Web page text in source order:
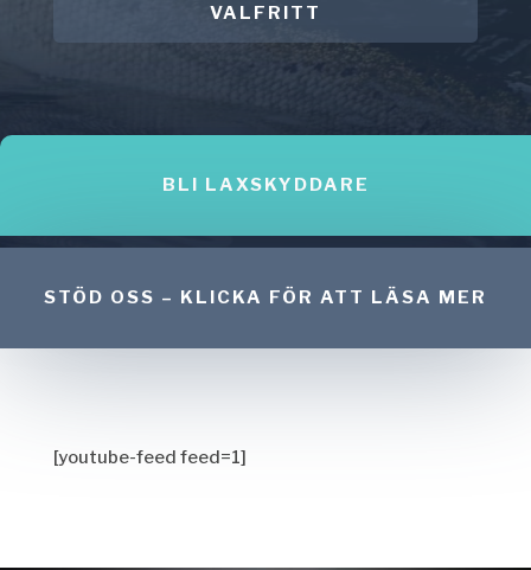
VALFRITT
BLI LAXSKYDDARE
STÖD OSS – KLICKA FÖR ATT LÄSA MER
[youtube-feed feed=1]